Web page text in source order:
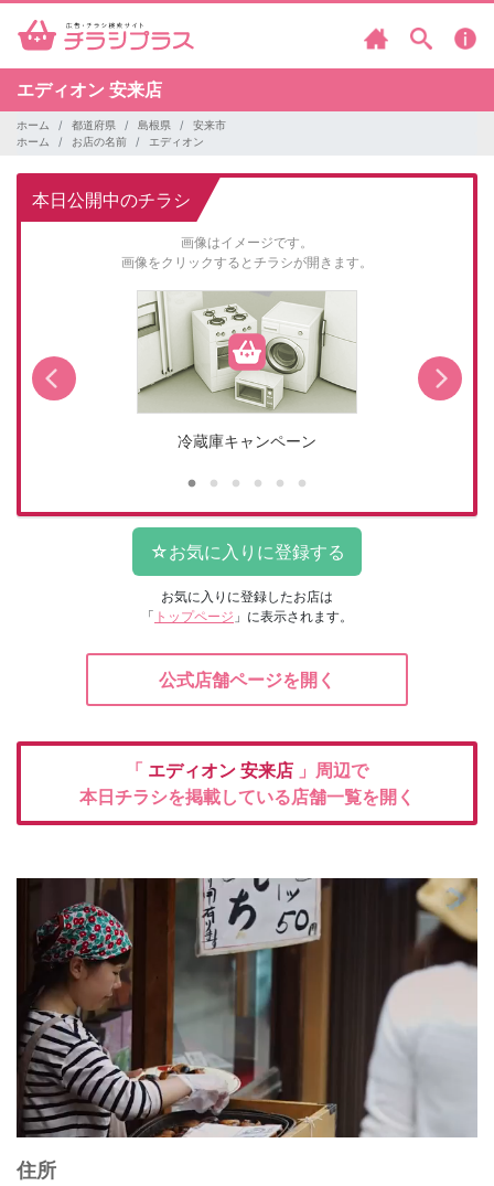
エディオン 安来店
ホーム 都道府県 島根県
安来市
ホーム
お店の名前 エディオン
本日公開中のチラシ
画像はイメージです。
画像をクリックするとチラシが開きます。
冷蔵庫キャンペーン
お気に入りに登録したお店は
「 トップページ 」に表示されます。
公式店舗ページを開く
「 エディオン 安来店 」周辺で
本日チラシを掲載している店舗一覧を開く
住所